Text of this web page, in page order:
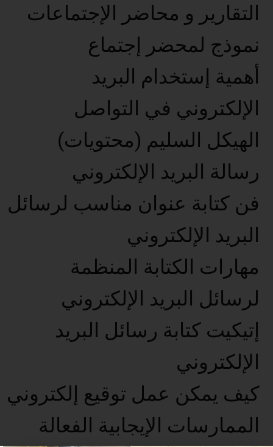
التقارير و محاضر الإجتماعات
نموذج لمحضر إجتماع
أهمية إستخدام البريد
الإلكتروني في التواصل
الهيكل السليم (محتويات)
رسالة البريد الإلكتروني
فن كتابة عنوان مناسب لرسائل
البريد الإلكتروني
مهارات الكتابة المنظمة
لرسائل البريد الإلكتروني
إتيكيت كتابة رسائل البريد
الإلكتروني
كيف يمكن عمل توقيع إلكتروني
الممارسات الإيجابية الفعالة